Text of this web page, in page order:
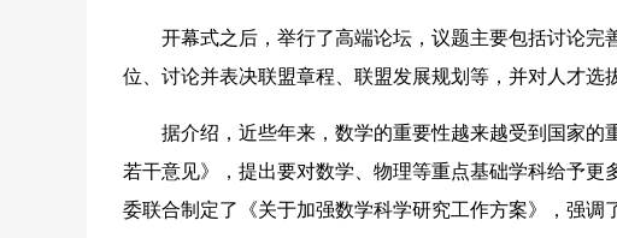
开幕式之后，举行了高端论坛，议题主要包括讨论完
位、讨论并表决联盟章程、联盟发展规划等，并对人才选
据介绍，近些年来，数学的重要性越来越受到国家的
若干意见》，提出要对数学、物理等重点基础学科给予
委联合制定了《关于加强数学科学研究工作方案》，强调